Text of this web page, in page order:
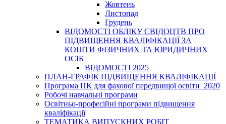
Жовтень
Листопад
Грудень
ВІДОМОСТІ ОБЛІКУ СВІДОЦТВ ПРО
ПІДВИЩЕННЯ КВАЛІФІКАЦІЇ ЗА
КОШТИ ФІЗИЧНИХ ТА ЮРИДИЧНИХ
ОСІБ
ВІДОМОСТІ 2025
ПЛАН-ГРАФІК ПІДВИЩЕННЯ КВАЛІФІКАЦІЇ
Програма ПК для фахової передвищої освіти_2020
Робочі навчальні програми
Освітньо-професійні програми підвищення
кваліфікації
ТЕМАТИКА ВИПУСКНИХ РОБІТ